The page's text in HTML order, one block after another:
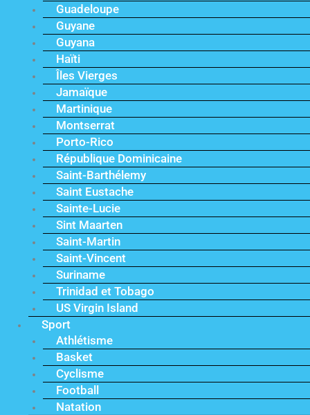
Guadeloupe
Guyane
Guyana
Haïti
Îles Vierges
Jamaïque
Martinique
Montserrat
Porto-Rico
République Dominicaine
Saint-Barthélemy
Saint Eustache
Sainte-Lucie
Sint Maarten
Saint-Martin
Saint-Vincent
Suriname
Trinidad et Tobago
US Virgin Island
Sport
Athlétisme
Basket
Cyclisme
Football
Natation